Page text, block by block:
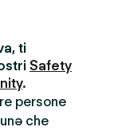
ti
Safety
.
persone
che